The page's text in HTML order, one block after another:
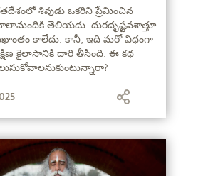
శివుడు ఒకరిని ప్రేమించిన
తెలియదు. దురదృష్టవశాత్తూ
కాలేదు. కానీ, ఇది మరో విధంగా
కైలాసానికి దారి తీసింది. ఈ కథ